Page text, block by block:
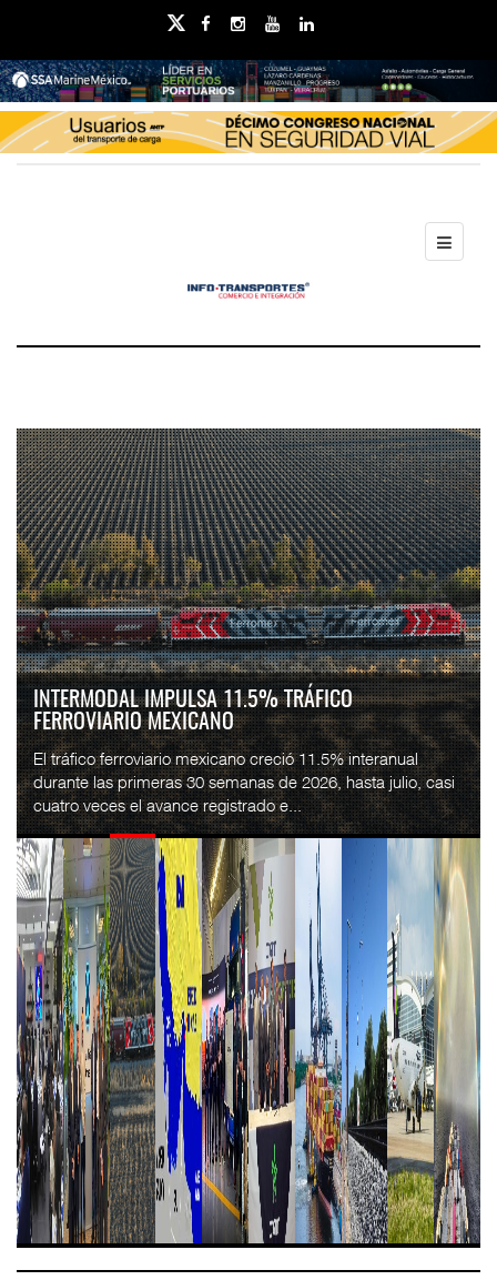
INTERMODAL IMPULSA 11.5% TRÁFICO
FERROVIARIO MEXICANO
El tráfico ferroviario mexicano creció 11.5% interanual
durante las primeras 30 semanas de 2026, hasta julio, casi
cuatro veces el avance registrado e...